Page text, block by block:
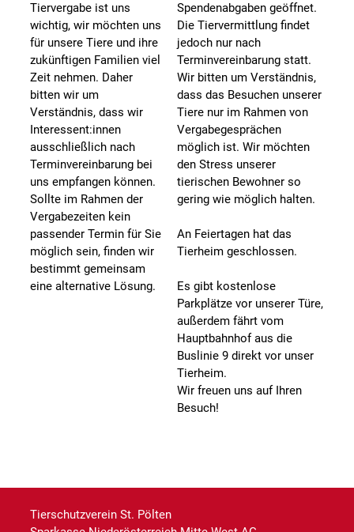
Tiervergabe ist uns
wichtig, wir möchten uns
für unsere Tiere und ihre
zukünftigen Familien viel
Zeit nehmen. Daher
bitten wir um
Verständnis, dass wir
Interessent:innen
ausschließlich nach
Terminvereinbarung bei
uns empfangen können.
Sollte im Rahmen der
Vergabezeiten kein
passender Termin für Sie
möglich sein, finden wir
bestimmt gemeinsam
eine alternative Lösung.
Spendenabgaben geöffnet.
Die Tiervermittlung findet
jedoch nur nach
Terminvereinbarung statt.
Wir bitten um Verständnis,
dass das Besuchen unserer
Tiere nur im Rahmen von
Vergabegesprächen
möglich ist. Wir möchten
den Stress unserer
tierischen Bewohner so
gering wie möglich halten.
An Feiertagen hat das
Tierheim geschlossen.
Es gibt kostenlose
Parkplätze vor unserer Türe,
außerdem fährt vom
Hauptbahnhof aus die
Buslinie 9 direkt vor unser
Tierheim.
Wir freuen uns auf Ihren
Besuch!
Tierschutzverein St. Pölten